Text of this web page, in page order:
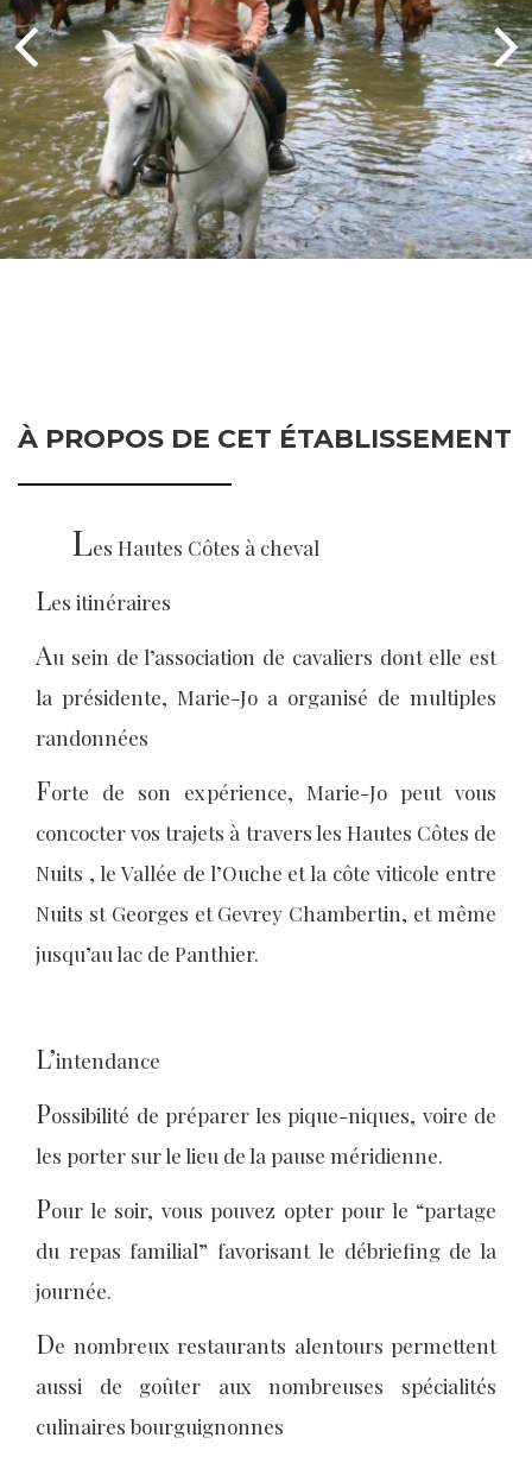
À PROPOS DE CET ÉTABLISSEMENT
Les Hautes Côtes à cheval
Les itinéraires
Au sein de l’association de cavaliers dont elle est
la présidente, Marie-Jo a organisé de multiples
randonnées
Forte de son expérience, Marie-Jo peut vous
concocter vos trajets à travers les Hautes Côtes de
Nuits , le Vallée de l’Ouche et la côte viticole entre
Nuits st Georges et Gevrey Chambertin, et même
jusqu’au lac de Panthier.
L’intendance
Possibilité de préparer les pique-niques, voire de
les porter sur le lieu de la pause méridienne.
Pour le soir, vous pouvez opter pour le “partage
du repas familial” favorisant le débriefing de la
journée.
De nombreux restaurants alentours permettent
aussi de goûter aux nombreuses spécialités
culinaires bourguignonnes